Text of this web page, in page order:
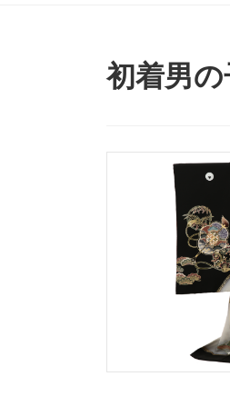
初着男の